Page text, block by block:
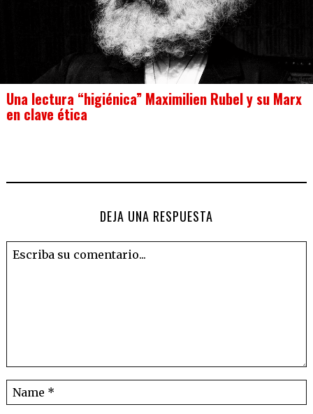
Una lectura “higiénica” Maximilien Rubel y su Marx
en clave ética
DEJA UNA RESPUESTA